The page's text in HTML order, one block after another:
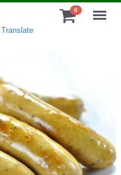
Translate
0